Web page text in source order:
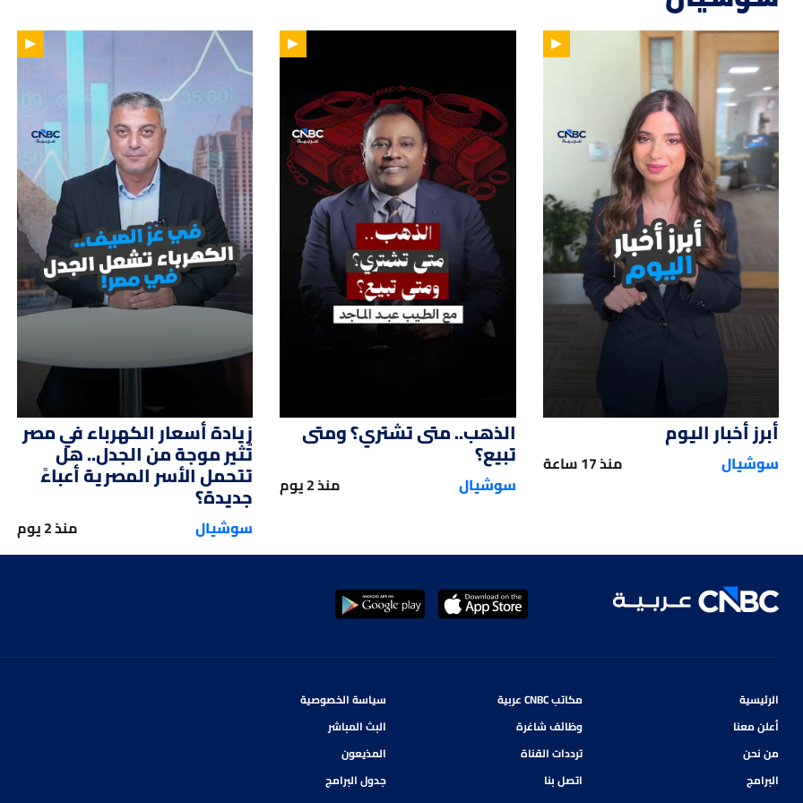
01:00
أبرز أخبار اليوم
سوشيال منذ 17 ساعة
02:14
الذهب.. متى تشتري؟ ومتى
تبيع؟
سوشيال منذ 2 يوم
01:51
زيادة أسعار الكهرباء في مصر
تُثير موجة من الجدل.. هل
تتحمل الأسر المصرية أعباءً
جديدة؟
سوشيال منذ 2 يوم
الرئيسية
أعلن معنا
من نحن
البرامج
مكاتب CNBC عربية
وظائف شاغرة
ترددات القناة
اتصل بنا
سياسة الخصوصية
البث المباشر
المذيعون
جدول البرامج